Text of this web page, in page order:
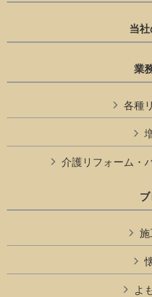
当
業
各種
介護リフォーム・
施
よ